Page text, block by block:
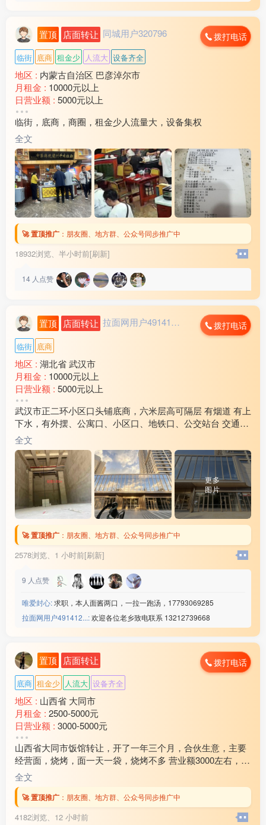
置顶 店面转让 同城用户320796 拨打电话
临街 底商 租金少 人流大 设备齐全
地区 : 内蒙古自治区 巴彦淖尔市
月租金 : 10000元以上
日营业额 : 5000元以上
转让费 :
水电费 :1500元以上
外卖情况 :
店面面积 :240㎡ (平米)
周边环境 :学校 小区 商超 公园 市场 其他
店内设施 :水电 燃气 电视 空调 电话 WIFI 齐全
临街，底商，商圈，租金少人流量大，设备集权
全文
🚀 置顶推广 ： 朋友圈、地方群、公众号同步推广中
18932浏览、 半小时前[刷新]
14 人点赞
置顶 店面转让 拉面网用户491412... 拨打电话
临街 底商
地区 : 湖北省 武汉市
月租金 : 10000元以上
日营业额 : 5000元以上
转让费 :
周边环境 :学校 小区 车站 市场
店内设施 :水电 燃气 齐全
武汉市正二环小区口头铺底商，六米层高可隔层 有烟道 有上
下水，有外摆、公寓口、小区口、地铁口、公交站台 交通便
利周边超3000户养活九间铺子。二层健身、棋牌、会所等业
态汇聚人流
全文
更多
图片
🚀 置顶推广 ： 朋友圈、地方群、公众号同步推广中
2578浏览、 1 小时前[刷新]
9 人点赞
唯爱封心:求职，本人面酱两口，一拉一跑汤，17793069285
拉面网用户491412...:欢迎各位老乡致电联系 13212739668
置顶 店面转让 拨打电话
底商 租金少 人流大 设备齐全
地区 : 山西省 大同市
月租金 : 2500-5000元
日营业额 : 3000-5000元
转让费 :
水电费 :500元以下
外卖情况 :经常
店面面积 :
周边环境 :
店内设施 :齐全
山西省大同市饭馆转让，开了一年三个月，合伙生意，主要
经营面，烧烤，面一天一袋，烧烤不多 营业额3000左右，加
上外卖3300左右 房租饭馆40000.住房15000，加起来5500
0，房租还剩9个月，全部用的是天然气，要价27万，实心要
的打电话 过嘴瘾的就别玩了 以上内容全部属实 欢迎随时考
察13***45
全文
🚀 置顶推广 ： 朋友圈、地方群、公众号同步推广中
4182浏览、 12 小时前